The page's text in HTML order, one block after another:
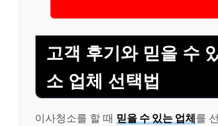
고객 후기와 믿을 수
소 업체 선택법
이사청소를 할 때 믿을 수 있는 업체를